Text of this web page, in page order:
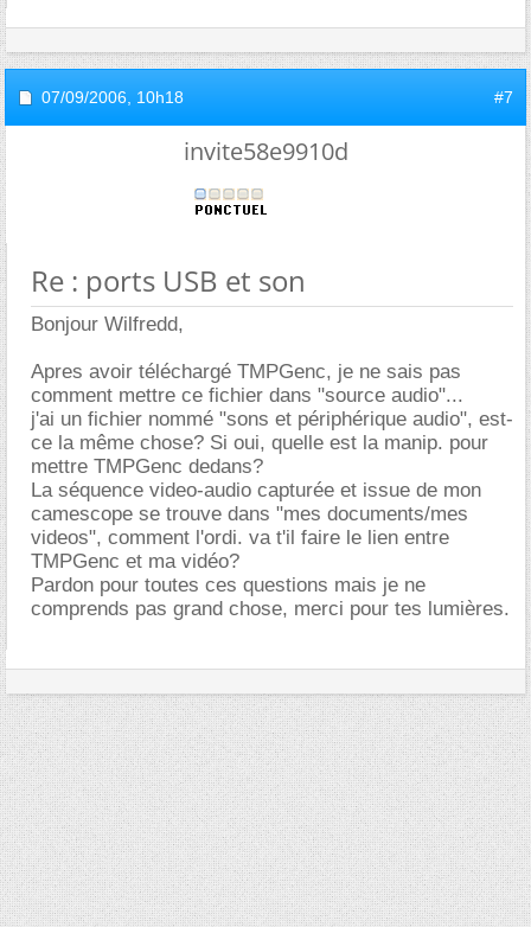
07/09/2006, 10h18 #7
invite58e9910d
Re : ports USB et son
Bonjour Wilfredd,
Apres avoir téléchargé TMPGenc, je ne sais pas
comment mettre ce fichier dans "source audio"...
j'ai un fichier nommé "sons et périphérique audio", est-
ce la même chose? Si oui, quelle est la manip. pour
mettre TMPGenc dedans?
La séquence video-audio capturée et issue de mon
camescope se trouve dans "mes documents/mes
videos", comment l'ordi. va t'il faire le lien entre
TMPGenc et ma vidéo?
Pardon pour toutes ces questions mais je ne
comprends pas grand chose, merci pour tes lumières.